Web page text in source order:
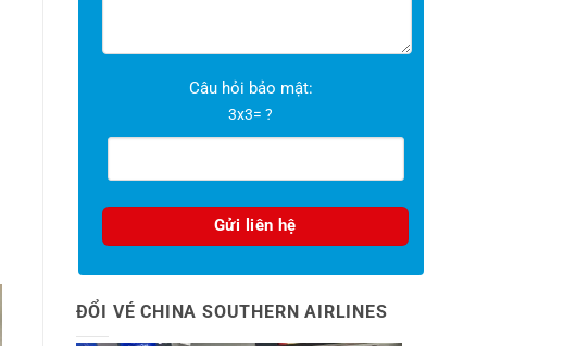
Câu hỏi bảo mật:
3x3= ?
ĐỔI VÉ CHINA SOUTHERN AIRLINES